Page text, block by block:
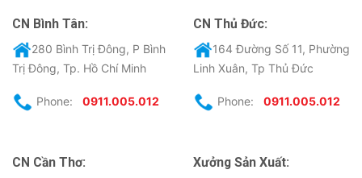
CN Bình Tân:
280 Bình Trị Đông, P Bình
Trị Đông, Tp. Hồ Chí Minh
Phone: 0911.005.012
CN Thủ Đức:
164 Đường Số 11, Phường
Linh Xuân, Tp Thủ Đức
Phone: 0911.005.012
CN Cần Thơ: Xưởng Sản Xuất: